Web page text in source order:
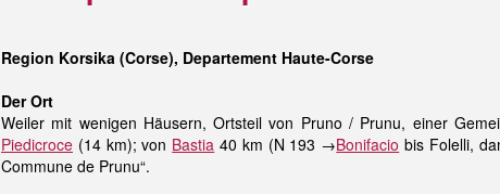
Region Korsika (Corse), Departement Haute-Corse
Der Ort
Weiler mit wenigen Häusern, Ortsteil von Pruno / Prunu, einer
Piedicroce (14 km); von Bastia 40 km (N 193 →Bonifacio bis Folelli,
Commune de Prunu“.